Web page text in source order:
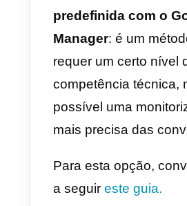
Para fazer isso,
dois caminhos:
1) Adicionar a
predefinda ao
WhatsApp:
é
rápido; basta